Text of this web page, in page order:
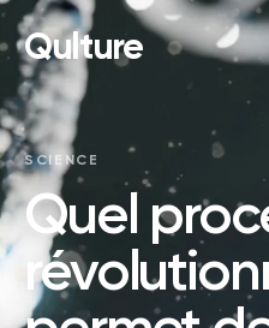
Qulture
SCIENCE
Quel